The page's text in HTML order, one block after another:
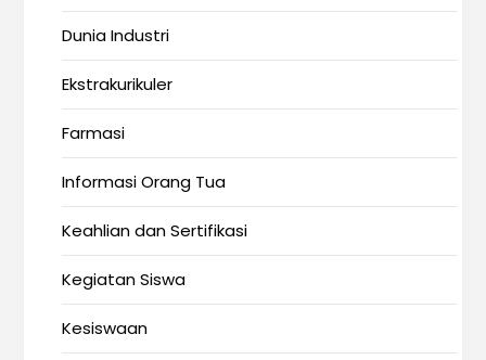
Dunia Industri
Ekstrakurikuler
Farmasi
Informasi Orang Tua
Keahlian dan Sertifikasi
Kegiatan Siswa
Kesiswaan